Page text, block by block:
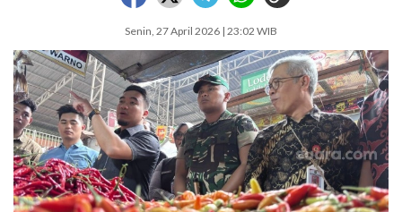
Senin, 27 April 2026 | 23:02 WIB